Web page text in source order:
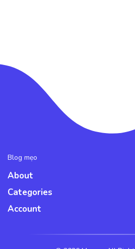
Blog mẹo
About
Categories
Account